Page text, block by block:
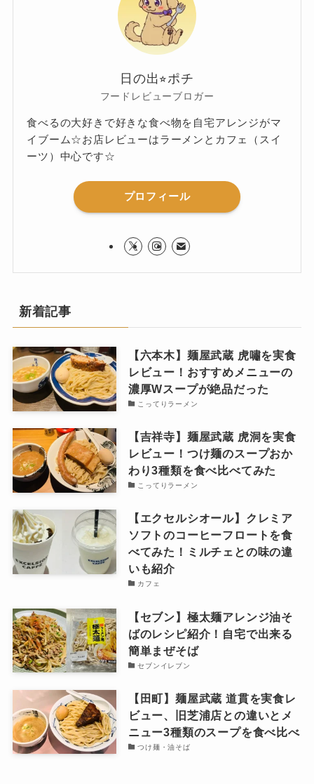
日の出⭐︎ポチ
フードレビューブロガー
食べるの大好きで好きな食べ物を自宅アレンジがマ
イブーム☆お店レビューはラーメンとカフェ（スイ
ーツ）中心です☆
プロフィール
新着記事
【六本木】麺屋武蔵 虎嘯を実食
レビュー！おすすめメニューの
濃厚Wスープが絶品だった
こってりラーメン
【吉祥寺】麺屋武蔵 虎洞を実食
レビュー！つけ麺のスープおか
わり3種類を食べ比べてみた
こってりラーメン
【エクセルシオール】クレミア
ソフトのコーヒーフロートを食
べてみた！ミルチェとの味の違
いも紹介
カフェ
【セブン】極太麺アレンジ油そ
ばのレシピ紹介！自宅で出来る
簡単まぜそば
セブンイレブン
【田町】麺屋武蔵 道貫を実食レ
ビュー、旧芝浦店との違いとメ
ニュー3種類のスープを食べ比べ
つけ麺・油そば